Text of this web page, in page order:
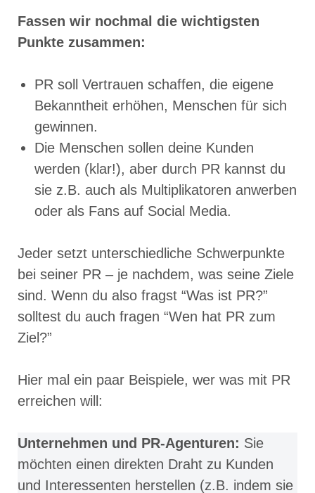
Fassen wir nochmal die wichtigsten
Punkte zusammen:
PR soll Vertrauen schaffen, die eigene
Bekanntheit erhöhen, Menschen für sich
gewinnen.
Die Menschen sollen deine Kunden
werden (klar!), aber durch PR kannst du
sie z.B. auch als Multiplikatoren anwerben
oder als Fans auf Social Media.
Jeder setzt unterschiedliche Schwerpunkte
bei seiner PR – je nachdem, was seine Ziele
sind. Wenn du also fragst “Was ist PR?”
solltest du auch fragen “Wen hat PR zum
Ziel?”
Hier mal ein paar Beispiele, wer was mit PR
erreichen will:
Unternehmen und PR-Agenturen: Sie
möchten einen direkten Draht zu Kunden
und Interessenten herstellen (z.B. indem sie